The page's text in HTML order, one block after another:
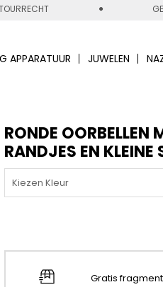
APPARATUUR JUWELEN
RONDE OORBELLEN
RANDJES EN KLEINE
Kiezen Kleur
Gratis